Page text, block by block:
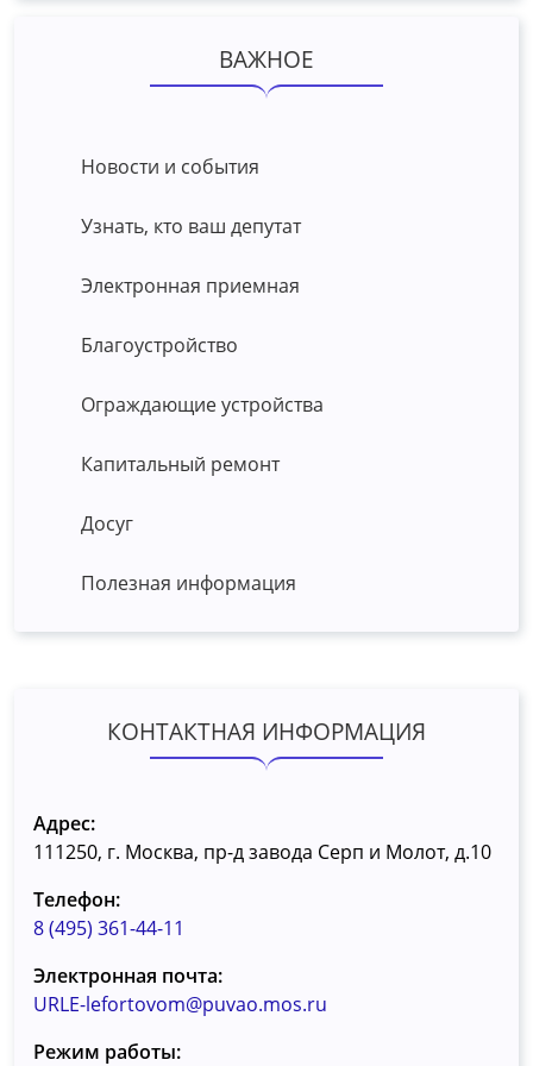
ВАЖНОЕ
Новости и события
Узнать, кто ваш депутат
Электронная приемная
Благоустройство
Ограждающие устройства
Капитальный ремонт
Досуг
Полезная информация
КОНТАКТНАЯ ИНФОРМАЦИЯ
Адрес:
111250, г. Москва, пр-д завода Серп и Молот, д.10
Телефон:
8 (495) 361-44-11
Электронная почта:
URLE-lefortovom@puvao.mos.ru
Режим работы: